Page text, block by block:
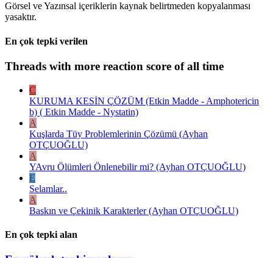
Görsel ve Yazınsal içeriklerin kaynak belirtmeden kopyalanması
yasaktır.
En çok tepki verilen
Threads with more reaction score of all time
C
KURUMA KESİN ÇÖZÜM (Etkin Madde - Amphotericin
b) ( Etkin Madde - Nystatin)
A
Kuşlarda Tüy Problemlerinin Çözümü (Ayhan
OTÇUOĞLU)
A
YAvru Ölümleri Önlenebilir mi? (Ayhan OTÇUOĞLU)
E
Selamlar..
A
Baskın ve Çekinik Karakterler (Ayhan OTÇUOĞLU)
En çok tepki alan